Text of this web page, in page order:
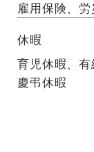
雇用保険、
休暇
育児休暇、有
慶弔休暇